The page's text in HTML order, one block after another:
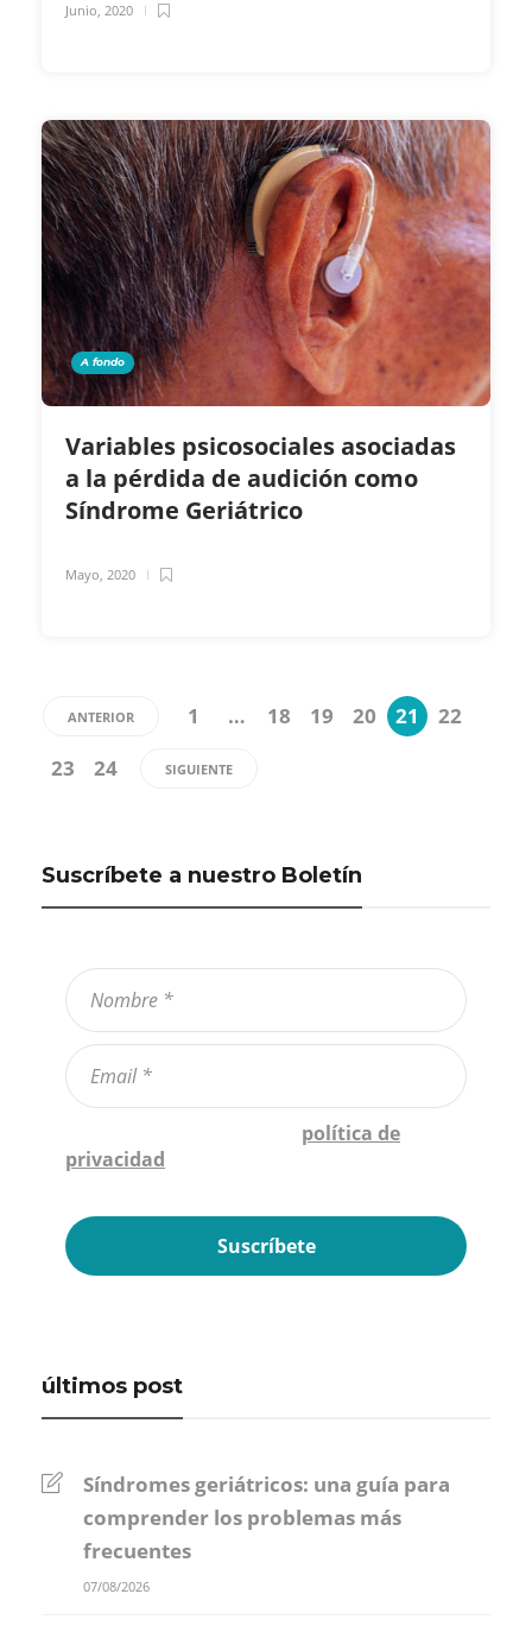
Junio, 2020
A fondo
Variables psicosociales asociadas
a la pérdida de audición como
Síndrome Geriátrico
Mayo, 2020
ANTERIOR 1 … 18 19 20 21
22
23
24 SIGUIENTE
Suscríbete a nuestro Boletín
política de
privacidad
últimos post
Síndromes geriátricos: una guía para
comprender los problemas más
frecuentes
07/08/2026